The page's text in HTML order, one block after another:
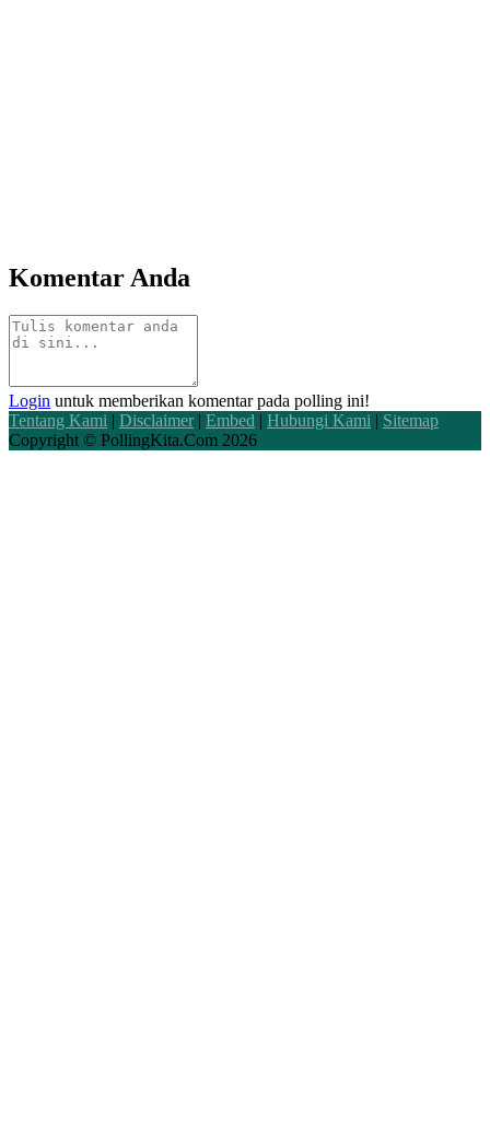
Komentar Anda
Login untuk memberikan komentar pada polling ini!
Tentang Kami | Disclaimer | Embed | Hubungi Kami | Sitemap
Copyright © PollingKita.Com 2026